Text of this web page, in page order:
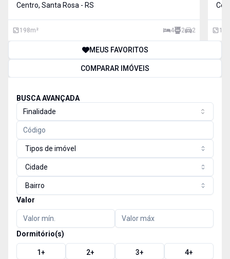
eletrônicos, distribuídos em: 04 dormitórios amplos 02
Centro, Santa Rosa - RS
198m² 4 2 2
lavanderia. Área
123
MEUS FAVORITOS
COMPARAR IMÓVEIS
BUSCA AVANÇADA
Finalidade
Tipos de imóvel
Cidade
Bairro
Valor
Dormitório(s)
1+ 2+ 3+ 4+